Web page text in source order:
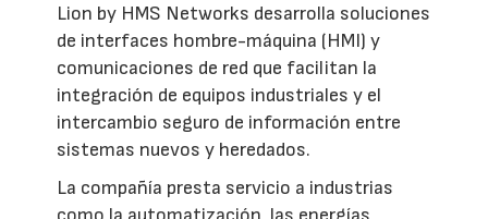
Lion by HMS Networks desarrolla soluciones
de interfaces hombre-máquina (HMI) y
comunicaciones de red que facilitan la
integración de equipos industriales y el
intercambio seguro de información entre
sistemas nuevos y heredados.
La compañía presta servicio a industrias